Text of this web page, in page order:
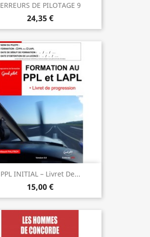
ERREURS DE PILOTAGE 9
24,35 €
PPL INITIAL – Livret De...
15,00 €